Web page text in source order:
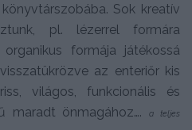
Sok kreatív
pl. lézerrel formára
formája játékossá
az enteriőr kis
világos, funkcionális és
maradt önmagához….a teljes